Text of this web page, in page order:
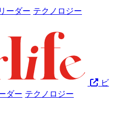
リーダー テクノロジー
ビ
ダー テクノロジー